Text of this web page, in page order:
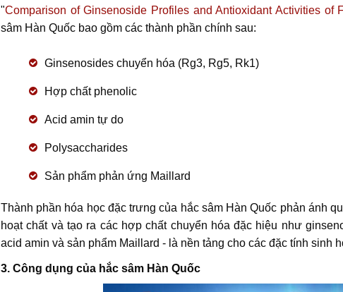
"Comparison of Ginsenoside Profiles and Antioxidant Activities of
sâm Hàn Quốc bao gồm các thành phần chính sau:
Ginsenosides chuyển hóa (Rg3, Rg5, Rk1)
Hợp chất phenolic
Acid amin tự do
Polysaccharides
Sản phẩm phản ứng Maillard
Thành phần hóa học đặc trưng của hắc sâm Hàn Quốc phản ánh
hoạt chất và tạo ra các hợp chất chuyển hóa đặc hiệu như
acid amin và sản phẩm Maillard - là nền tảng cho các đặc tính sinh
3. Công dụng của hắc sâm Hàn Quốc